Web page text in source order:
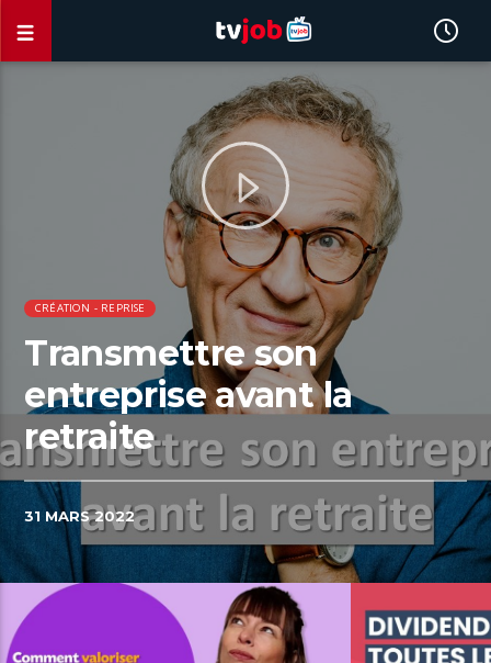
CRÉATION - REPRISE
Transmettre son
entreprise avant la
retraite
31 MARS 2022